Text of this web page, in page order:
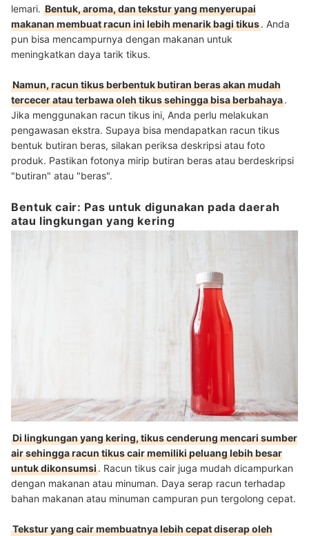
lemari. Bentuk, aroma, dan tekstur yang menyerupai
makanan membuat racun ini lebih menarik bagi tikus. Anda
pun bisa mencampurnya dengan makanan untuk
meningkatkan daya tarik tikus.
Namun, racun tikus berbentuk butiran beras akan mudah
tercecer atau terbawa oleh tikus sehingga bisa berbahaya.
Jika menggunakan racun tikus ini, Anda perlu melakukan
pengawasan ekstra. Supaya bisa mendapatkan racun tikus
bentuk butiran beras, silakan periksa deskripsi atau foto
produk. Pastikan fotonya mirip butiran beras atau berdeskripsi
"butiran" atau "beras".
Bentuk cair: Pas untuk digunakan pada daerah
atau lingkungan yang kering
Di lingkungan yang kering, tikus cenderung mencari sumber
air sehingga racun tikus cair memiliki peluang lebih besar
untuk dikonsumsi. Racun tikus cair juga mudah dicampurkan
dengan makanan atau minuman. Daya serap racun terhadap
bahan makanan atau minuman campuran pun tergolong cepat.
Tekstur yang cair membuatnya lebih cepat diserap oleh